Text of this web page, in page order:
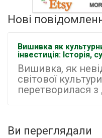
Нові
Вишивка як
інвестиція: Історія,
Вишивка, як
світової
перетворилася з
Ви переглядали